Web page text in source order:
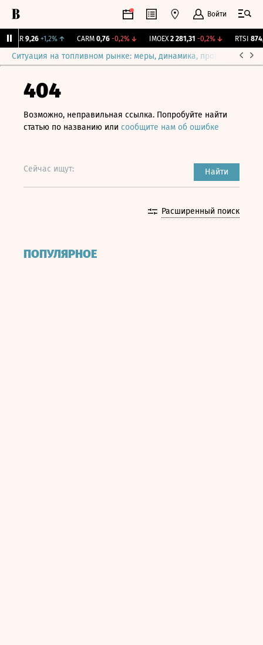
Войти
9,26 +1,2%↑ CARM 0,76 -0,2%↓ IMOEX 2 281,31 -0,2%↓ RTSI
Ситуация на топливном рынке: меры, динамика, прогнозы
404
Возможно, неправильная ссылка. Попробуйте найти
статью по названию или сообщите нам об ошибке
Сейчас ищут: Найти
Расширенный поиск
ПОПУЛЯРНОЕ